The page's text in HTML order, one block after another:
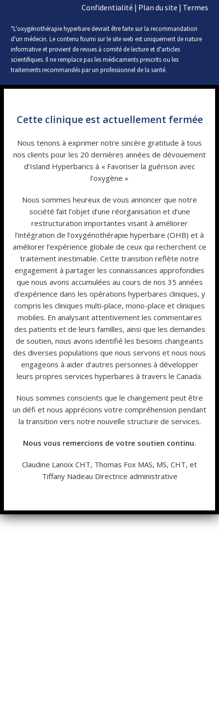
Confidentialité | Plan du site | Termes
*L'oxygénothérapie hyperbare devrait être faite sur la recommandation
d'un médecin. Le contenu fourni sur le site web est uniquement de nature
informative et provient de revues à comité de lecture et d'articles
scientifiques. Il ne remplace pas les médicaments prescrits ou les
traitements recommandés par un professionnel de la santé.
Cette clinique est actuellement fermée
Nous tenons à exprimer notre sincère gratitude à tous
nos clients pour les 20 dernières années de dévouement
d’Island Hyperbarics à « Favoriser la guérison avec
l’oxygène »
Nous sommes heureux de vous annoncer que notre
société fait l’objet d’une réorganisation et d’une
restructuration importantes visant à améliorer
l’intégration de l’oxygénothérapie hyperbare (OHB) et à
améliorer l’expérience globale de ceux qui recherchent ce
traitement inestimable. Cette transition reflète notre
engagement à partager les connaissances approfondies
que nous avons accumulées au cours de nos 35 années
d’expérience dans les opérations hyperbares cliniques, y
compris les cliniques multi-place, mono-place et cliniques
mobiles. En analysant attentivement les commentaires
des patients et de leurs familles, ainsi que les demandes
de soutien, nous avons identifié les besoins changeants
des diverses populations que nous servons et nous nous
engageons à aider d’autres personnes à développer
leurs propres services hyperbares à travers le Canada.
Nous sommes conscients que le changement peut être
un défi et nous apprécions votre compréhension pendant
la transition vers notre nouvelle structure de services.
Nous vous remercions de votre soutien continu.
Claudine Lanoix CHT, Thomas Fox MAS, MS, CHT, et
Tiffany Nadeau Directrice administrative